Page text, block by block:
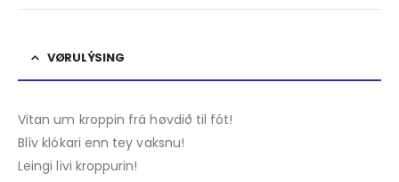
VØRULÝSING
Vitan um kroppin frá høvdið til fót!
Blív klókari enn tey vaksnu!
Leingi livi kroppurin!